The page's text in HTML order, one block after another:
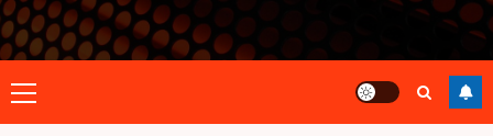
Primary
Menu